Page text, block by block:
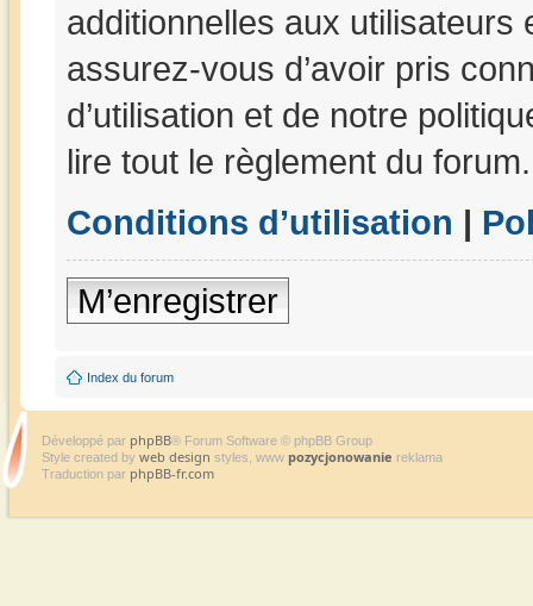
additionnelles aux utilisateurs
assurez-vous d’avoir pris
d’utilisation et de notre
lire tout le règlement du forum.
Conditions d’utilisation |
M’enregistrer
Index du forum
Développé par phpBB® Forum Software © phpBB Group
Style created by web design styles, www pozycjonowanie reklama
Traduction par phpBB-fr.com